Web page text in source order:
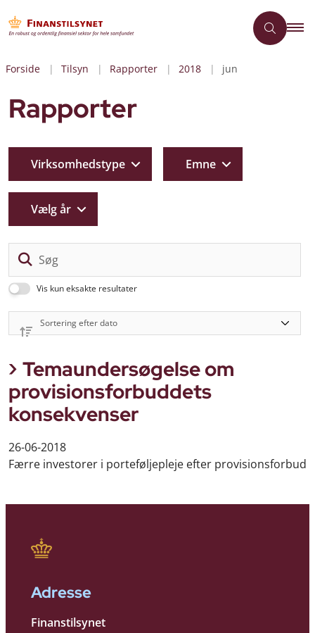
Forside Tilsyn Rapporter 2018 jun
Rapporter
Vis kun eksakte resultater
Virksomhedstype Emne
Vælg år
Temaundersøgelse om
provisionsforbuddets
konsekvenser
26-06-2018
Færre investorer i porteføljepleje efter provisionsforbud
Adresse
Finanstilsynet